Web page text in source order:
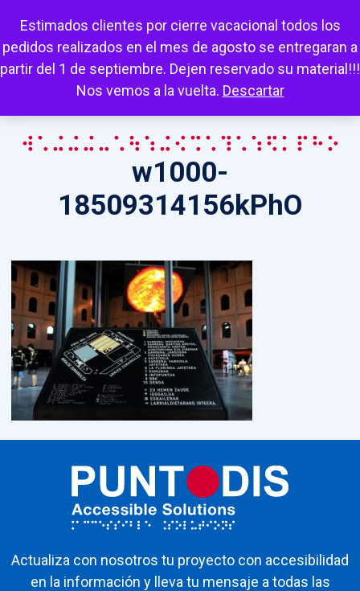
Estimados clientes por cierre vacacional todos los
pedidos realizados en el mes de agosto se entregaran a
partir del 1 de septiembre. Dejen reservado su material!!!
Nos vemos a la vuelta. Descartar
Mi cuenta Carrito Favoritos Escuchar
w1000-18509314156kPhO
w1000-
18509314156kPhO
Actualiza con nosotros tu proyecto con accesibilidad
en la información y lleva tu mensaje a todas las